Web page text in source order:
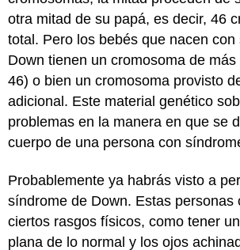
otra mitad de su papá, es decir, 46
total. Pero los bebés que nacen
Down tienen un cromosoma de
46) o bien un cromosoma provisto
adicional. Este material genético
problemas en la manera en que se
cuerpo de una persona con
Probablemente ya habrás visto a
síndrome de Down. Estas personas
ciertos rasgos físicos, como tener
plana de lo normal y los ojos